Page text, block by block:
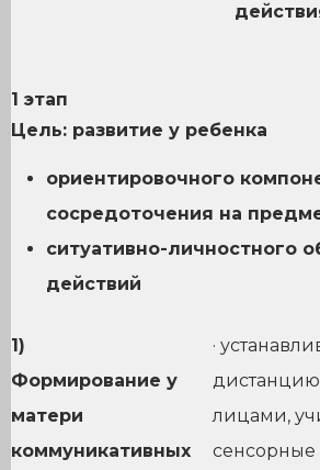
1 этап
Цель: развитие у ребенка
ориентировочного
сосредоточения на
ситуативно-личностного
действий
1)
Формирование у
матери
коммуникативных
·
лицами,
сенсорные